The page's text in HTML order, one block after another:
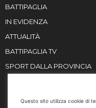
BATTIPAGLIA
IN EVIDENZA
ATTUALITÀ
BATTIPAGLIA TV
SPORT DALLA PROVINCIA
Questo sito utilizza cookie di